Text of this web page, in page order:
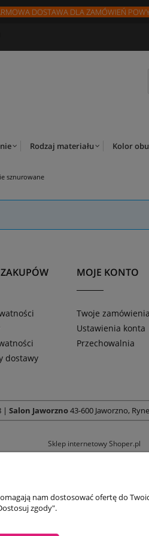
DOSTAWA DLAZAMÓWIEŃ
Rodzaj materiału Kolor
sznurowane
dostawy
MOJE KONTO
Twoje zamówienia
Ustawienia konta
Przechowalnia
| Salon Jaworzno43-600 Jaworzno,
Sklep internetowy Shoper.pl
nam dostosować ofertę do
zgody".